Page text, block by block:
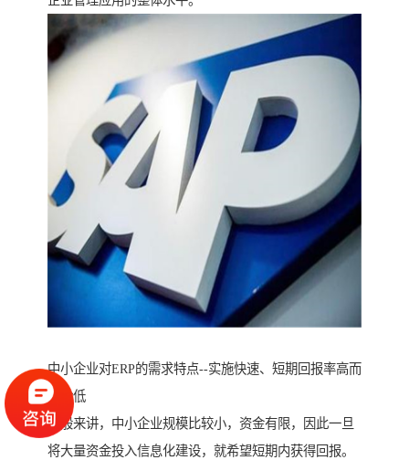
中小企业对ERP的需求特点--实施快速、短期回报率高而
风险低
一般来讲，中小企业规模比较小，资金有限，因此一旦
将大量资金投入信息化建设，就希望短期内获得回报。